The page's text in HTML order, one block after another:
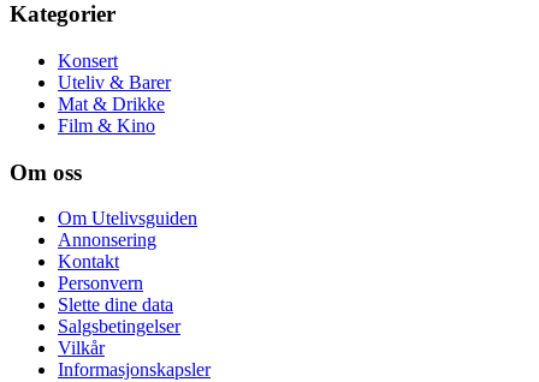
Kategorier
Konsert
Uteliv & Barer
Mat & Drikke
Film & Kino
Om oss
Om Utelivsguiden
Annonsering
Kontakt
Personvern
Slette dine data
Salgsbetingelser
Vilkår
Informasjonskapsler